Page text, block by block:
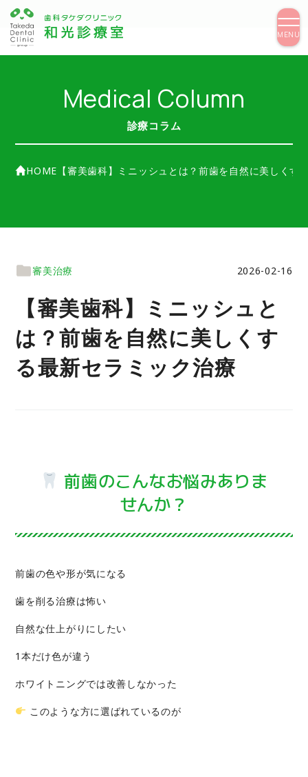
MENU
MAIN MENU
トップページ はじめての方へ
当院について スタッフ紹介
矯正歯科
OTHER
お知らせ一覧
届出施設基準
instagram
Medical Column
診療コラム
HOME 【審美歯科】ミニッシュとは？前歯を自然に美しくす
審美治療 2026-02-16
【審美歯科】ミニッシュと
は？前歯を自然に美しくす
る最新セラミック治療
前歯のこんなお悩みありま
せんか？
前歯の色や形が気になる
歯を削る治療は怖い
自然な仕上がりにしたい
1本だけ色が違う
ホワイトニングでは改善しなかった
このような方に選ばれているのが